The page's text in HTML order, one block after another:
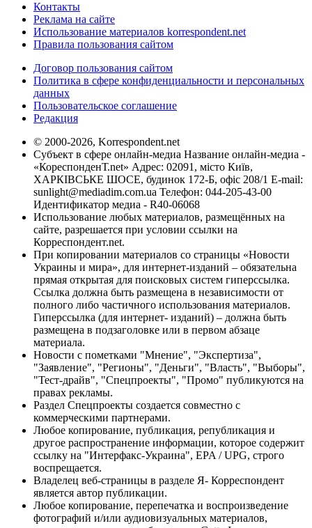
Контакты
Реклама на сайте
Использование материалов korrespondent.net
Правила пользования сайтом
Договор пользования сайтом
Политика в сфере конфиденциальности и персональных
данных
Пользовательское соглашение
Редакция
© 2000-2026, Korrespondent.net
Субъект в сфере онлайн-медиа Название онлайн-медиа -
«КореспонденТ.net» Адрес: 02091, місто Київ,
ХАРКІВСЬКЕ ШОСЕ, будинок 172-Б, офіс 208/1 E-mail:
sunlight@mediadim.com.ua Телефон: 044-205-43-00
Идентификатор медиа - R40-06068
Использование любых материалов, размещённых на
сайте, разрешается при условии ссылки на
Корреспондент.net.
При копировании материалов со страницы «Новости
Украины и мира», для интернет-изданий – обязательна
прямая открытая для поисковых систем гиперссылка.
Ссылка должна быть размещена в независимости от
полного либо частичного использования материалов.
Гиперссылка (для интернет- изданий) – должна быть
размещена в подзаголовке или в первом абзаце
материала.
Новости с пометками "Мнение", "Экспертиза",
"Заявление", "Регионы", "Деньги", "Власть", "Выборы",
"Тест-драйв", "Спецпроекты", "Промо" публикуются на
правах рекламы.
Раздел Спецпроекты создается совместно с
коммерческими партнерами.
Любое копирование, публикация, републикация и
другое распространение информации, которое содержит
ссылку на "Интерфакс-Украина", EPA / UPG, строго
воспрещается.
Владелец веб-страницы в разделе Я- Корреспондент
является автор публикации.
Любое копирование, перепечатка и воспроизведение
фотографий и/или аудиовизуальных материалов,